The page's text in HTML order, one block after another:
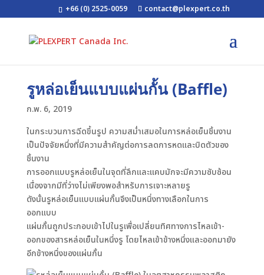
+66 (0) 2525-0059 contact@plexpert.co.th
รูหล่อเย็นแบบแผ่นกั้น (Baffle)
ก.พ. 6, 2019
ในกระบวนการฉีดขึ้นรูป ความสม่ำเสมอในการหล่อเย็นชิ้นงาน
เป็นปัจจัยหนึ่งที่มีความสำคัญต่อการลดการหดและบิดตัวของ
ชิ้นงาน
การออกแบบรูหล่อเย็นในจุดที่ลึกและแคบมักจะมีความซับซ้อน
เนื่องจากมีที่ว่างไม่เพียงพอสำหรับการเจาะหลายรู
ดังนั้นรูหล่อเย็นแบบแผ่นกั้นจึงเป็นหนึ่งทางเลือกในการ
ออกแบบ
แผ่นกั้นถูกประกอบเข้าไปในรูเพื่อเปลี่ยนทิศทางการไหลเข้า-
ออกของสารหล่อเย็นในหนึ่งรู โดยไหลเข้าข้างหนึ่งและออกมายัง
อีกข้างหนึ่งของแผ่นกั้น